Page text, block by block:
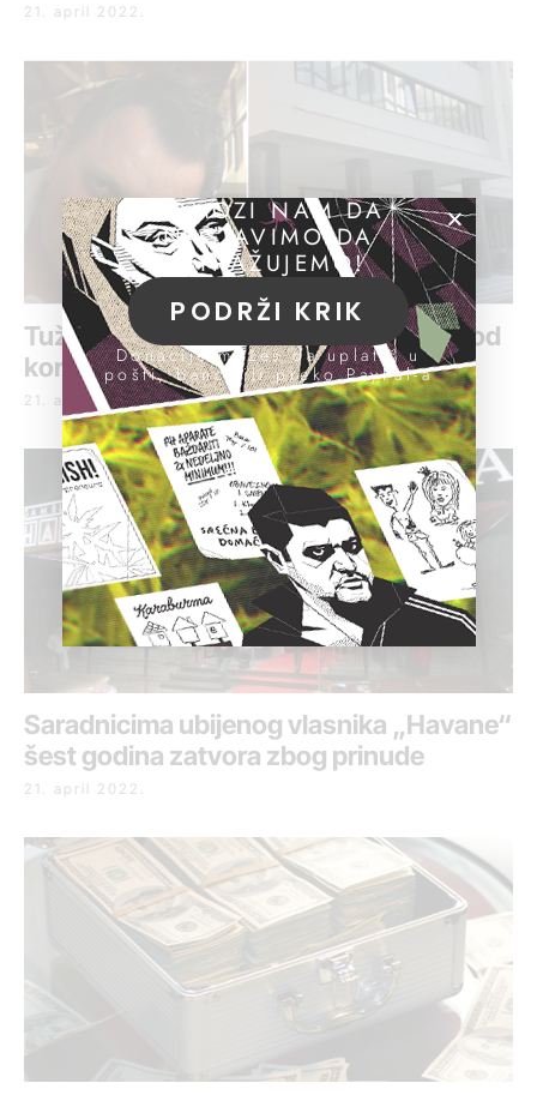
21. april 2022.
Tužilaštvo: Inspektor Jović preminuo od
koronavirusa
21. april 2022.
Saradnicima ubijenog vlasnika „Havane“
šest godina zatvora zbog prinude
21. april 2022.
POMOZI NAM DA
NASTAVIMO DA
ISTRAŽUJEMO!
PODRŽI KRIK
Donacije možeš da uplatiš u
pošti, banci ili preko PayPal-a